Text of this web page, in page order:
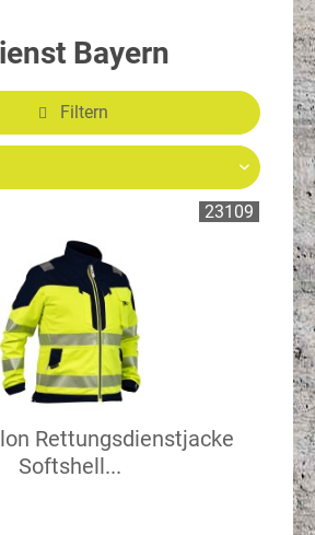
Bayern
Filtern
Rettungsdienstjacke
Softshell...
23109